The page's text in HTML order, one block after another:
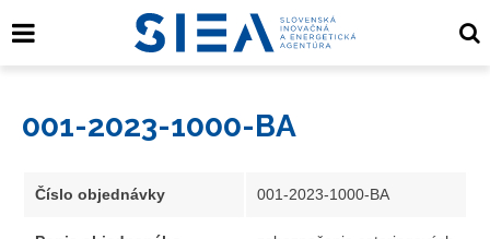
001-2023-1000-BA
Číslo objednávky 001-2023-1000-BA